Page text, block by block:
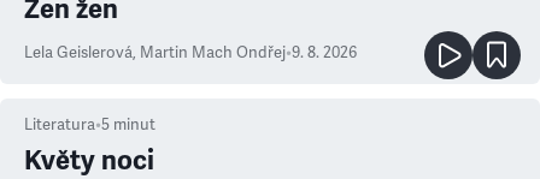
Zen žen
Lela Geislerová, Martin Mach Ondřej•9. 8. 2026
Literatura•5 minut
Květy noci